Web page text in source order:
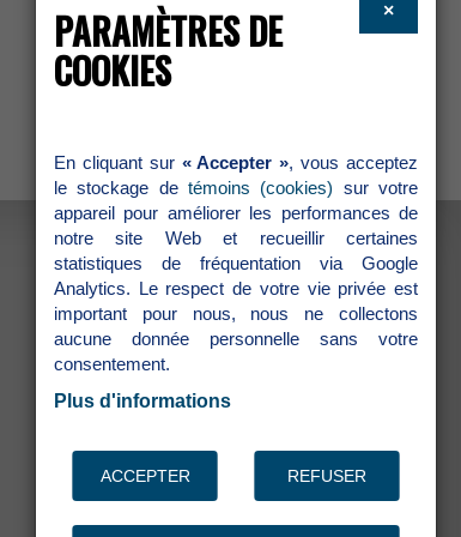
Apprêtpouradhésionentrelesrestaurations
céramiquesetlescimentsetmatériauxà
×
PARAMÈTRESDE
COOKIES
Encliquantsur «Accepter»,vousacceptez
lestockagede témoins(cookies) survotre
appareilpouraméliorerlesperformancesde
notresiteWebetrecueillircertaines
statistiquesdefréquentationviaGoogle
Analytics.Lerespectdevotrevieprivéeest
importantpournous,nousnecollectons
aucunedonnéepersonnellesansvotre
consentement.
Plusd'informations
ACCEPTER REFUSER